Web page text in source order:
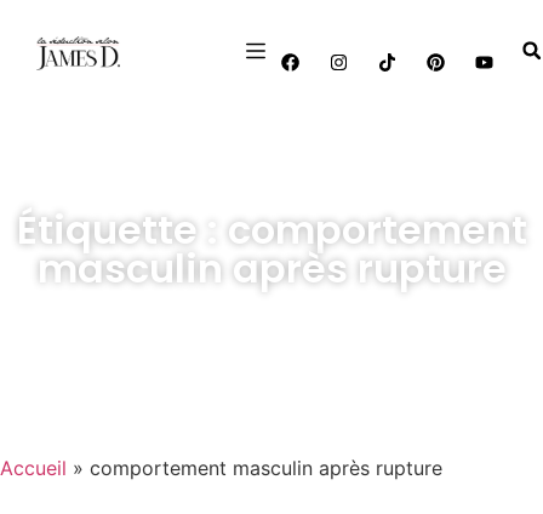
Étiquette : comportement
masculin après rupture
Accueil » comportement masculin après rupture